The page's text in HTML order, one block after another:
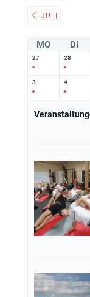
JULI
MO DI
27 28
3 4